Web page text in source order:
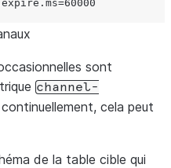
=60000
sont
channel-
cela peut
de la table cible qui